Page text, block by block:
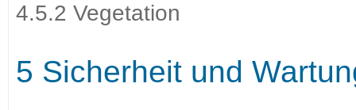
4.5.2 Vegetation
5 Sicherheit und